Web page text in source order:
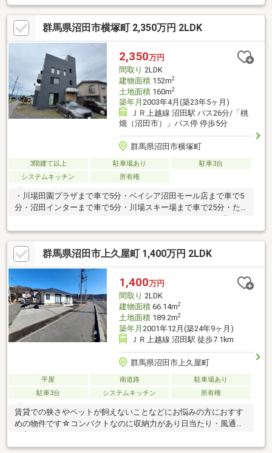
備えた、こだわりの住まいです！■主要採光面：南向き■温泉有り
（各戸引込み済）■温泉利用料：月６，４８０円（１５立米ま
で）要■風呂小屋付き（敷地内）■床下収納有り（洗面台下）
群馬県沼田市横塚町 2,350万円 2LDK
2,350万円
間取り 2LDK
建物面積152m2
土地面積160m2
築年月 2003年4月(築23年5ヶ月)
ＪＲ上越線 沼田駅 バス26分/「桃
畑（沼田市）」バス停 停歩5分
群馬県沼田市横塚町
3階建て以上 駐車場あり
駐車3台
システムキッチン
所有権
・川場田園プラザまで車で5分・ベイシア沼田モール店まで車で5
分・沼田インターまで車で5分・川場スキー場まで車で25分・た
車で25分等々多くの施設にアクセスがしやすい物件です！お風呂
2ケ所に御手洗2ケ所で使い勝手が良い3階建のお家です休日に屋
上でBBQ、花火等、生活に彩りが持たせられます！
群馬県沼田市上久屋町 1,400万円 2LDK
1,400万円
間取り 2LDK
建物面積66.14m2
土地面積189.2m2
築年月 2001年12月(築24年9ヶ月)
ＪＲ上越線 沼田駅 徒歩7.1km
群馬県沼田市上久屋町
平屋 南道路
駐車場あり
駐車3台
システムキッチン 所有権
賃貸での狭さやペットが飼えないことなどにお悩みの方におすす
めの物件です☆コンパクトなのに収納力があり日当たり・風通り
も良いです。